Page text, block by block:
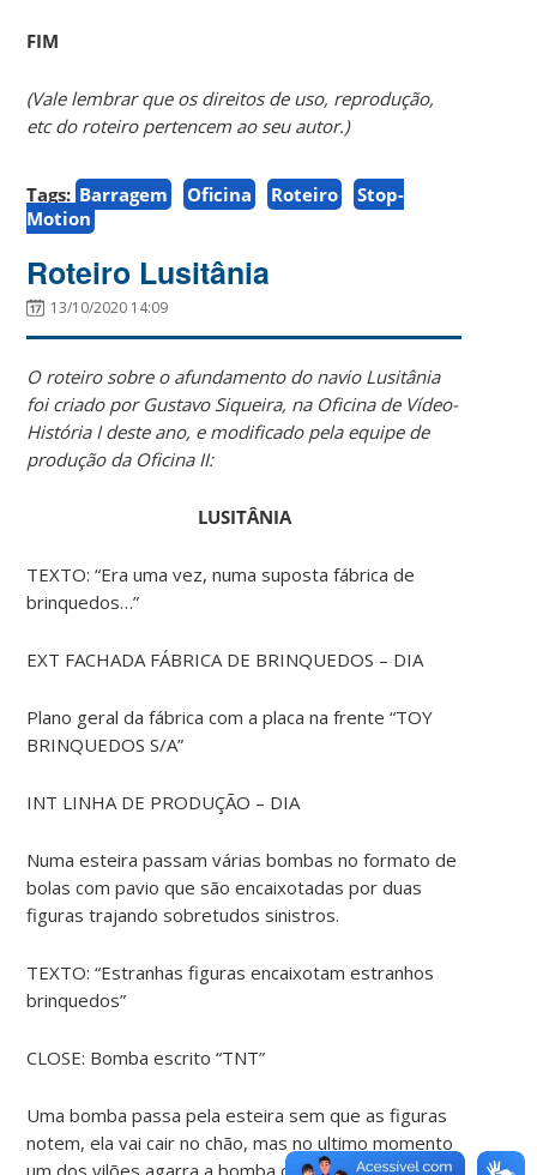
FIM
(Vale lembrar que os direitos de uso, reprodução,
etc do roteiro pertencem ao seu autor.)
Tags: Barragem Oficina Roteiro
Stop-
Motion
Roteiro Lusitânia
13/10/2020 14:09
O roteiro sobre o afundamento do navio Lusitânia
foi criado por Gustavo Siqueira, na Oficina de Vídeo-
História I deste ano, e modificado pela equipe de
produção da Oficina II:
LUSITÂNIA
TEXTO: “Era uma vez, numa suposta fábrica de
brinquedos…”
EXT FACHADA FÁBRICA DE BRINQUEDOS – DIA
Plano geral da fábrica com a placa na frente “TOY
BRINQUEDOS S/A”
INT LINHA DE PRODUÇÃO – DIA
Numa esteira passam várias bombas no formato de
bolas com pavio que são encaixotadas por duas
figuras trajando sobretudos sinistros.
TEXTO: “Estranhas figuras encaixotam estranhos
brinquedos”
CLOSE: Bomba escrito “TNT”
Uma bomba passa pela esteira sem que as figuras
notem, ela vai cair no chão, mas no ultimo momento
um dos vilões agarra a bomba com todo o cuidado.